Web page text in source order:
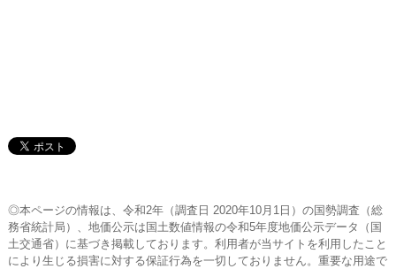
◎本ページの情報は、令和2年（調査日 2020年10月1日）の国勢調査（総
務省統計局）、地価公示は国土数値情報の令和5年度地価公示データ（国
土交通省）に基づき掲載しております。利用者が当サイトを利用したこと
により生じる損害に対する保証行為を一切しておりません。重要な用途で